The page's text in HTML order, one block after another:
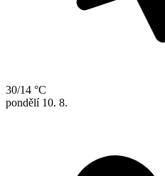
30/14 °C
pondělí 10. 8.